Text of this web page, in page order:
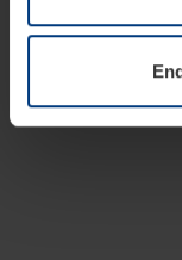
vår webbplats.